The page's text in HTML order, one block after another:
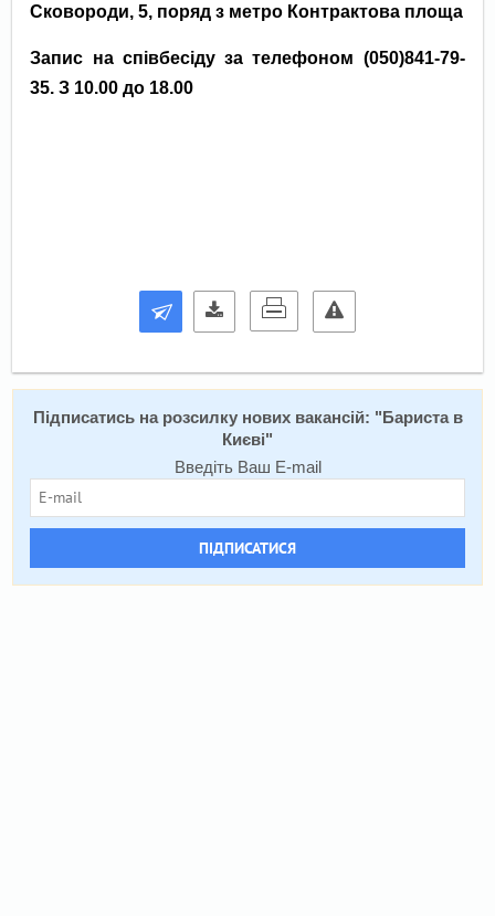
Сковороди, 5, поряд з метро Контрактова площа
Запис на співбесіду за телефоном (050)841-79-
35. З 10.00 до 18.00
Підписатись на розсилку нових вакансій: "Бариста в
Києві"
Введіть Ваш E-mail
ПІДПИСАТИСЯ